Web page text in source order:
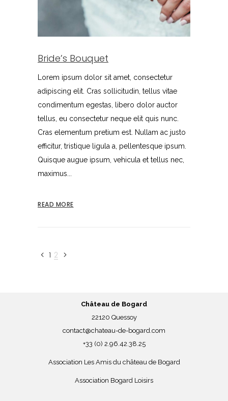
Bride’s Bouquet
Lorem ipsum dolor sit amet, consectetur
adipiscing elit. Cras sollicitudin, tellus vitae
condimentum egestas, libero dolor auctor
tellus, eu consectetur neque elit quis nunc.
Cras elementum pretium est. Nullam ac justo
efficitur, tristique ligula a, pellentesque ipsum.
Quisque augue ipsum, vehicula et tellus nec,
maximus...
READ MORE
1 2
Château de Bogard
22120 Quessoy
contact@chateau-de-bogard.com
+33 (0) 2.96.42.38.25
Association Les Amis du château de Bogard
Association Bogard Loisirs